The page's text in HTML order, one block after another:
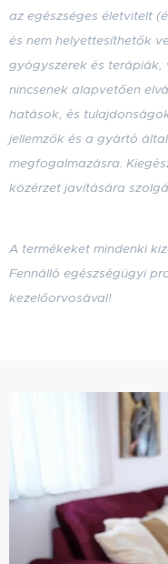
az egészséges életvitelt
és nem helyettesíthetők
gyógyszerek és terápiák,
nincsenek alapvetően
hatások, és
jellemzők és a gyártó
megfogalmazásra.
közérzet javítására
A termékeket mindenki
Fennálló egészségügyi
kezelőorvosával!